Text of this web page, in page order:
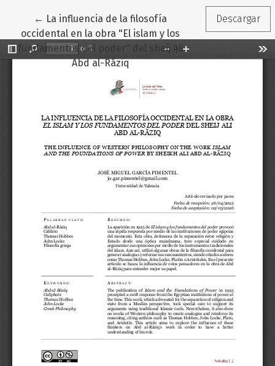
← Volver a los detalles del artículo
La influencia de la filosofía
occidental en la obra "El islam y los
fundamentos del poder" del sheij Ali
Abd al-Rāziq
Descargar